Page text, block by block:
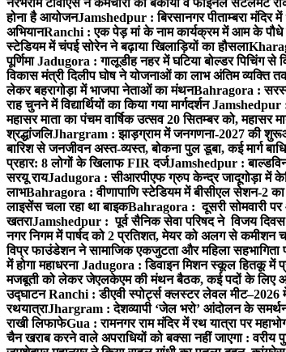
नरभेराम टीवीएस ने कर्मचारी का बकाया व फाइनल सेटलमेंट
होना है आयोजनJamshedpur : बिरसानगर पीताम्बरा मंदिर
अभियानRanchi : एक पेड़ मां के नाम कार्यक्रम में आम के पौधे
स्टेडियम में चंपई सोरेन ने बढ़ाया खिलाड़ियों का हौसला
पूर्णिमाJadugora : गालूडीह नहर में घटिया बोल्डर पिचिंग
विकास मंत्री दिलीप घोष ने योजनाओं का लाभ अंतिम व्यक्ति
लेकर बहरागोड़ा में भाजपा नेताओं का मंथनBahragora :
राह चुनने में विद्यार्थियों का किया गया मार्गदर्शनJamshedpur :
महासर माता का पंचम वार्षिक उत्सव 20 सितम्बर को, महासर
श्रद्धांजलिJhargram : झाड़ग्राम में जनगणना-2027 की
बारिश से जनजीवन अस्त-व्यस्त, बोकना पुल डूबा, कई मार्ग
प्रहार: 8 लोगों के खिलाफ FIR दर्जJamshedpur : बाल्डविन
सरयू रायJadugora : सीआरपीएफ ग्रुप केन्द्र जादूगोड़ा में
लाभBahragora : वीणापाणि स्टेडियम में बीसीएल सेशन-2
लाइसेंस चला रहा था बाइकBahragora : दूसरी सोमवारी पर
खतराJamshedpur : पूर्व सैनिक सेवा परिषद ने विजय दिवस
नगर निगम में पार्षद को 2 प्रतिशत, मेयर को अलग से कमीशन
विप्र फाउंडेशन ने सामाजिक एकजुटता और महिला सहभागिता
में होगा महाधरनाJadugora : डिवाइन मिशन स्कूल हितकू में
मजबूती को लेकर जेएलकेएम की मंथन बैठक, कई पदों के लिए
उद्घाटनRanchi : डीएवी स्पोर्ट्स क्लस्टर लेवल मीट–2026
रथयात्राJhargram : देशव्यापी ‘जेल भरो’ आंदोलन के समर्थन
राखी लिफाफेGua : रामनगर राम मंदिर में रथ यात्रा पर
चैन खराब करने वाले अपराधियों को बक्सा नहीं जाएगा : वरीय